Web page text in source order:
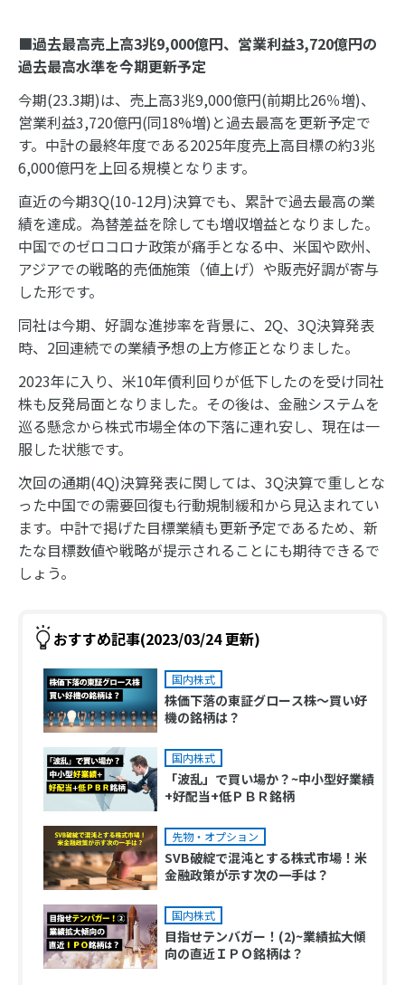
■過去最高売上高3兆9,000億円、営業利益3,720億円の
過去最高水準を今期更新予定
今期(23.3期)は、売上高3兆9,000億円(前期比26％増)、
営業利益3,720億円(同18%増)と過去最高を更新予定で
す。中計の最終年度である2025年度売上高目標の約3兆
6,000億円を上回る規模となります。
直近の今期3Q(10-12月)決算でも、累計で過去最高の業
績を達成。為替差益を除しても増収増益となりました。
中国でのゼロコロナ政策が痛手となる中、米国や欧州、
アジアでの戦略的売価施策（値上げ）や販売好調が寄与
した形です。
同社は今期、好調な進捗率を背景に、2Q、3Q決算発表
時、2回連続での業績予想の上方修正となりました。
2023年に入り、米10年債利回りが低下したのを受け同社
株も反発局面となりました。その後は、金融システムを
巡る懸念から株式市場全体の下落に連れ安し、現在は一
服した状態です。
次回の通期(4Q)決算発表に関しては、3Q決算で重しとな
った中国での需要回復も行動規制緩和から見込まれてい
ます。中計で掲げた目標業績も更新予定であるため、新
たな目標数値や戦略が提示されることにも期待できるで
しょう。
おすすめ記事(2023/03/24 更新)
国内株式
株価下落の東証グロース株～買い好
機の銘柄は？
国内株式
「波乱」で買い場か？~中小型好業績
+好配当+低ＰＢＲ銘柄
先物・オプション
SVB破綻で混沌とする株式市場！米
金融政策が示す次の一手は？
国内株式
目指せテンバガー！(2)~業績拡大傾
向の直近ＩＰＯ銘柄は？